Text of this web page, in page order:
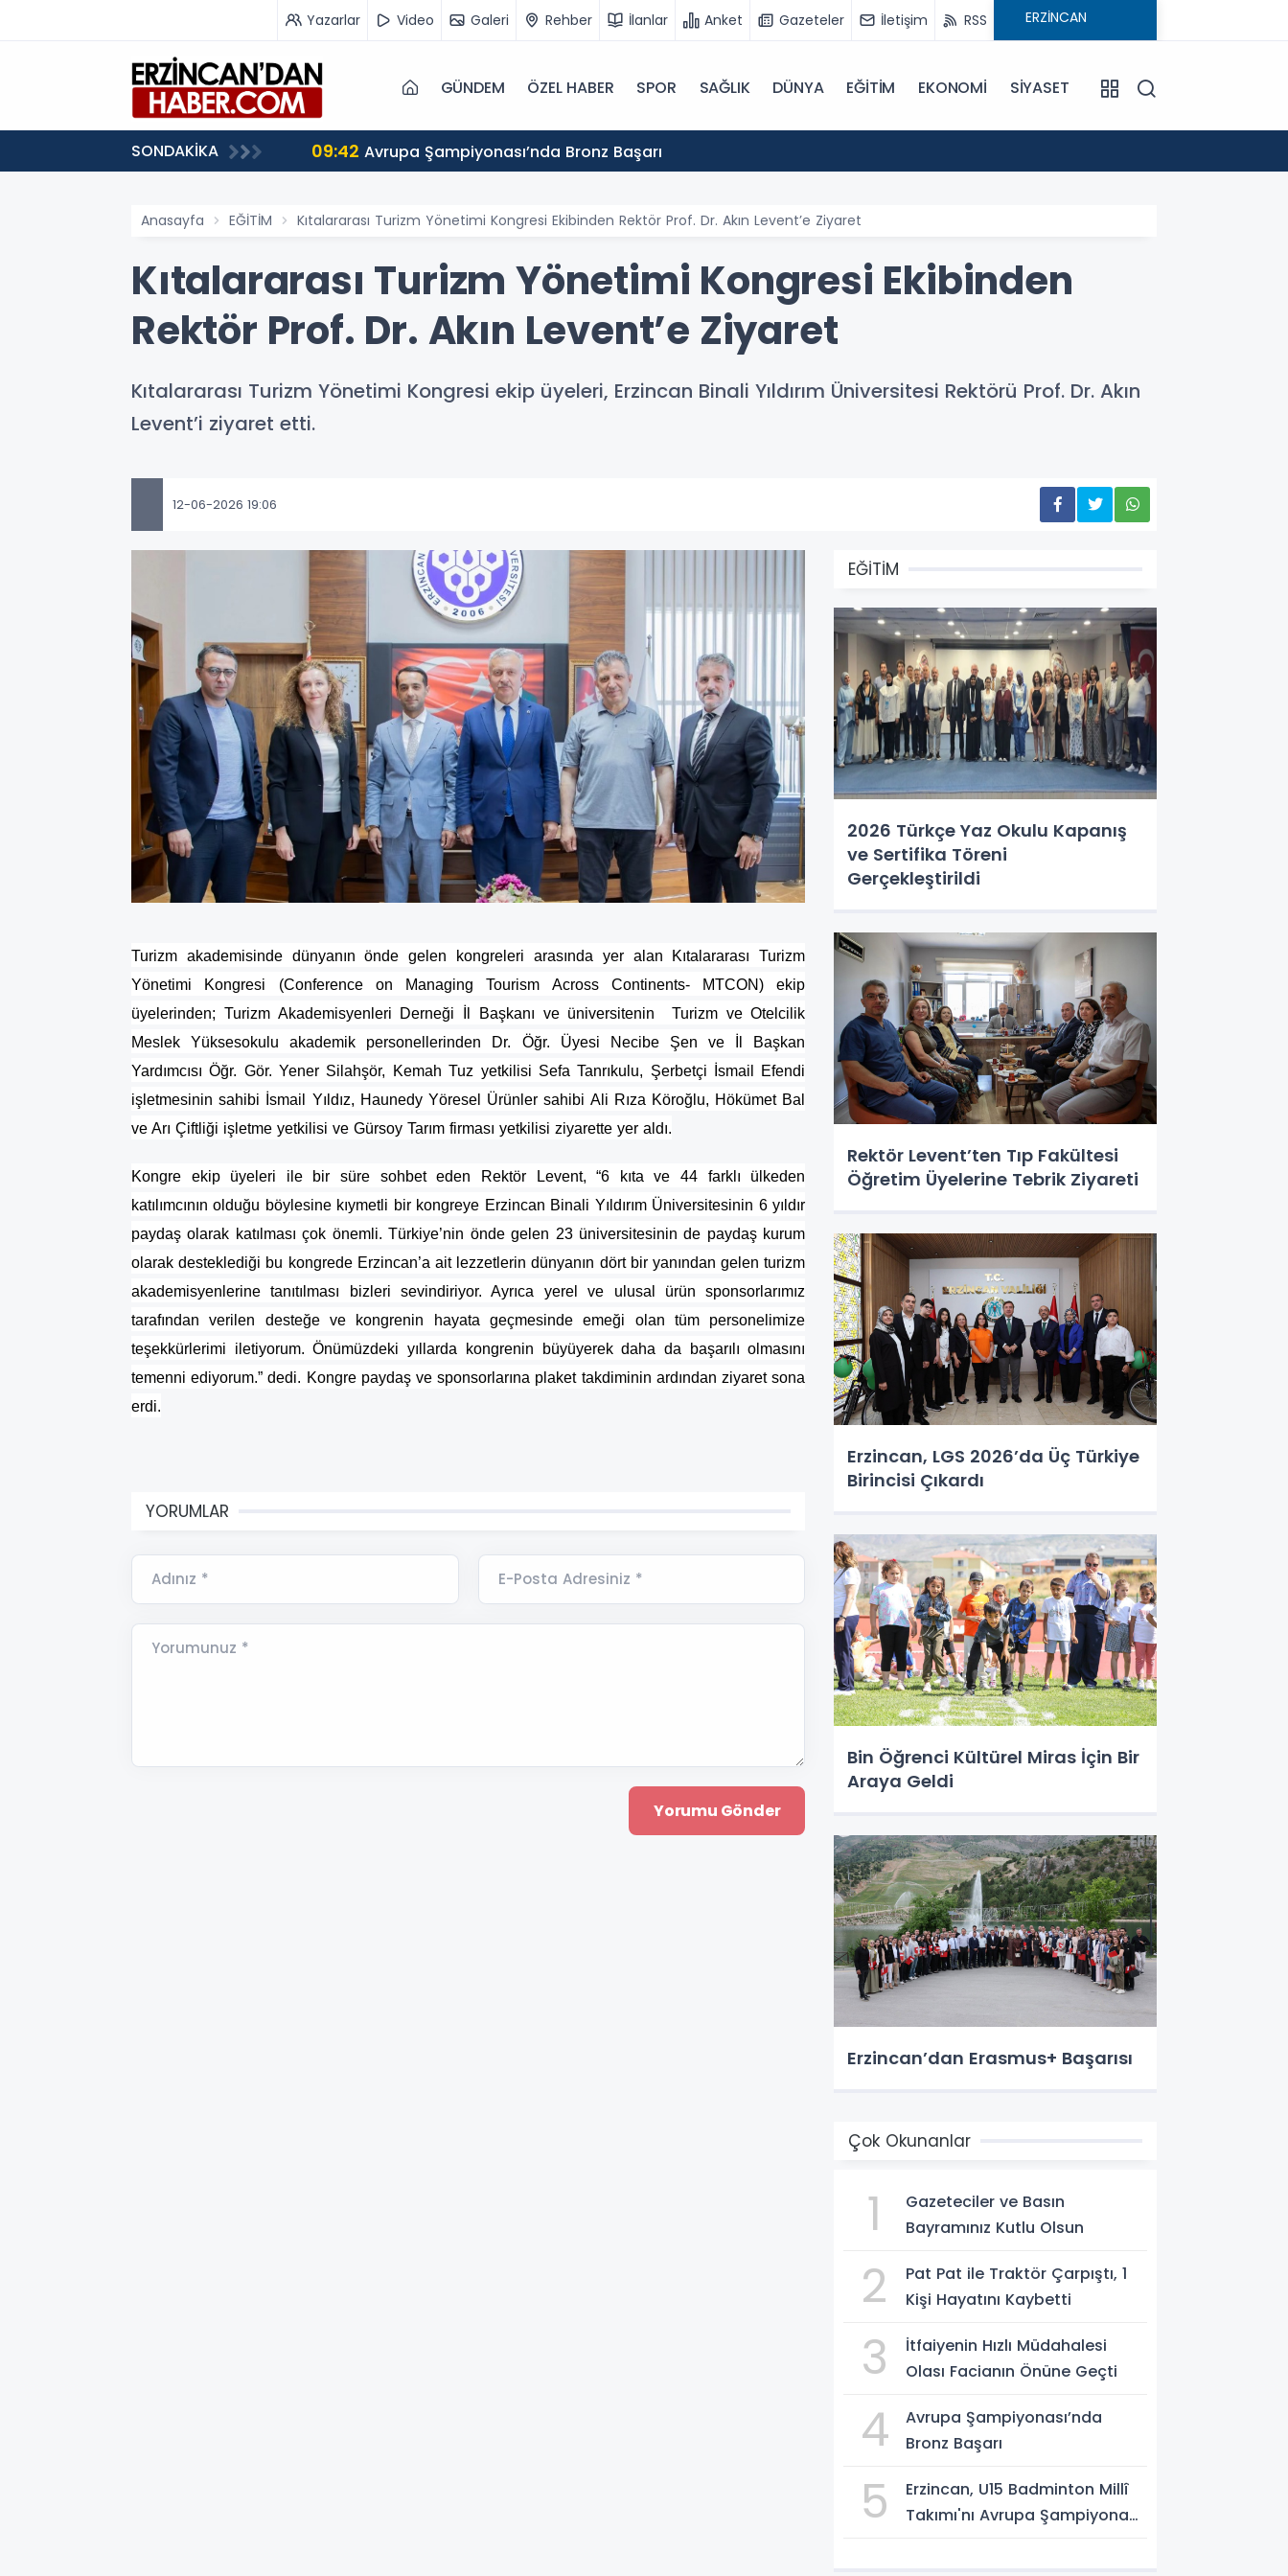
Yazarlar Video Galeri Rehber İlanlar Anket Gazeteler İletişim RSS
GÜNDEM ÖZEL HABER SPOR SAĞLIK DÜNYA EĞİTİM EKONOMİ SİYASET
SONDAKİKA 09:42 Avrupa Şampiyonası’nda Bronz Başarı
Anasayfa EĞİTİM Kıtalararası Turizm Yönetimi Kongresi Ekibinden Rektör Prof. Dr. Akın Levent’e Ziyaret
Kıtalararası Turizm Yönetimi Kongresi Ekibinden
Rektör Prof. Dr. Akın Levent’e Ziyaret
Kıtalararası Turizm Yönetimi Kongresi ekip üyeleri, Erzincan Binali Yıldırım Üniversitesi Rektörü Prof. Dr. Akın
Levent’i ziyaret etti.
12-06-2026 19:06
Turizm akademisinde dünyanın önde gelen kongreleri arasında yer alan Kıtalararası Turizm
Yönetimi Kongresi (Conference on Managing Tourism Across Continents- MTCON) ekip
üyelerinden; Turizm Akademisyenleri Derneği İl Başkanı ve üniversitenin Turizm ve Otelcilik
Meslek Yüksesokulu akademik personellerinden Dr. Öğr. Üyesi Necibe Şen ve İl Başkan
Yardımcısı Öğr. Gör. Yener Silahşör, Kemah Tuz yetkilisi Sefa Tanrıkulu, Şerbetçi İsmail Efendi
işletmesinin sahibi İsmail Yıldız, Haunedy Yöresel Ürünler sahibi Ali Rıza Köroğlu, Hökümet Bal
ve Arı Çiftliği işletme yetkilisi ve Gürsoy Tarım firması yetkilisi ziyarette yer aldı.
Kongre ekip üyeleri ile bir süre sohbet eden Rektör Levent, “6 kıta ve 44 farklı ülkeden
katılımcının olduğu böylesine kıymetli bir kongreye Erzincan Binali Yıldırım Üniversitesinin 6 yıldır
paydaş olarak katılması çok önemli. Türkiye’nin önde gelen 23 üniversitesinin de paydaş kurum
olarak desteklediği bu kongrede Erzincan’a ait lezzetlerin dünyanın dört bir yanından gelen turizm
akademisyenlerine tanıtılması bizleri sevindiriyor. Ayrıca yerel ve ulusal ürün sponsorlarımız
tarafından verilen desteğe ve kongrenin hayata geçmesinde emeği olan tüm personelimize
teşekkürlerimi iletiyorum. Önümüzdeki yıllarda kongrenin büyüyerek daha da başarılı olmasını
temenni ediyorum.” dedi. Kongre paydaş ve sponsorlarına plaket takdiminin ardından ziyaret sona
erdi.
YORUMLAR
Adınız * E-Posta Adresiniz *
Yorumunuz *
EĞİTİM
2026 Türkçe Yaz Okulu Kapanış
ve Sertifika Töreni
Gerçekleştirildi
Rektör Levent’ten Tıp Fakültesi
Öğretim Üyelerine Tebrik Ziyareti
Erzincan, LGS 2026’da Üç Türkiye
Birincisi Çıkardı
Bin Öğrenci Kültürel Miras İçin Bir
Araya Geldi
Erzincan’dan Erasmus+ Başarısı
Çok Okunanlar
1
Gazeteciler ve Basın
Bayramınız Kutlu Olsun
2
Pat Pat ile Traktör Çarpıştı, 1
Kişi Hayatını Kaybetti
3
İtfaiyenin Hızlı Müdahalesi
Olası Facianın Önüne Geçti
4
Avrupa Şampiyonası’nda
Bronz Başarı
5
Erzincan, U15 Badminton Millî
Takımı'nı Avrupa Şampiyonası